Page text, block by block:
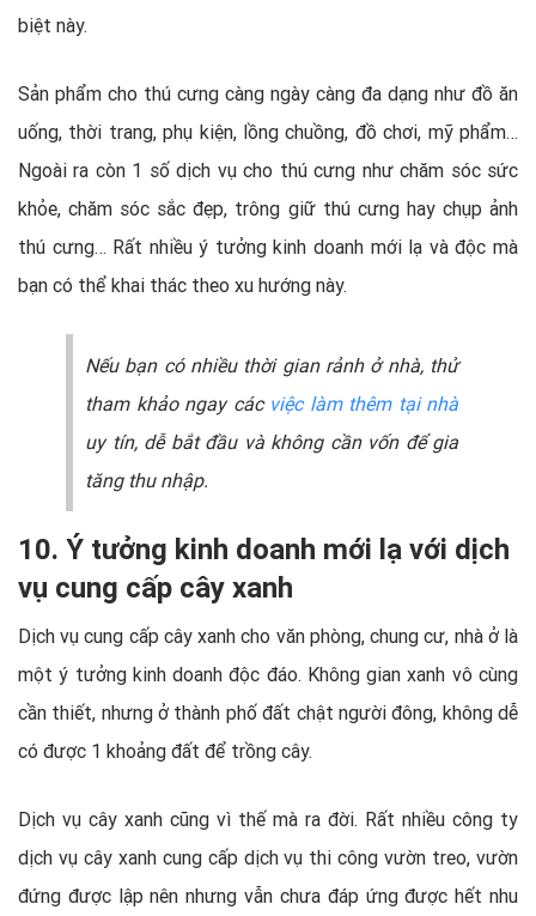
biệt này.
Sản phẩm cho thú cưng càng ngày càng đa dạng như đồ ăn
uống, thời trang, phụ kiện, lồng chuồng, đồ chơi, mỹ phẩm…
Ngoài ra còn 1 số dịch vụ cho thú cưng như chăm sóc sức
khỏe, chăm sóc sắc đẹp, trông giữ thú cưng hay chụp ảnh
thú cưng… Rất nhiều ý tưởng kinh doanh mới lạ và độc mà
bạn có thể khai thác theo xu hướng này.
Nếu bạn có nhiều thời gian rảnh ở nhà, thử
tham khảo ngay các việc làm thêm tại nhà
uy tín, dễ bắt đầu và không cần vốn để gia
tăng thu nhập.
10. Ý tưởng kinh doanh mới lạ với dịch
vụ cung cấp cây xanh
Dịch vụ cung cấp cây xanh cho văn phòng, chung cư, nhà ở là
một ý tưởng kinh doanh độc đáo. Không gian xanh vô cùng
cần thiết, nhưng ở thành phố đất chật người đông, không dễ
có được 1 khoảng đất để trồng cây.
Dịch vụ cây xanh cũng vì thế mà ra đời. Rất nhiều công ty
dịch vụ cây xanh cung cấp dịch vụ thi công vườn treo, vườn
đứng được lập nên nhưng vẫn chưa đáp ứng được hết nhu